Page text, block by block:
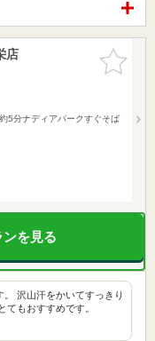
お気に入
りに追加
店
5分ナディアパークすぐそば
を見る
沢山汗をかいてすっきり
てもおすすめです。